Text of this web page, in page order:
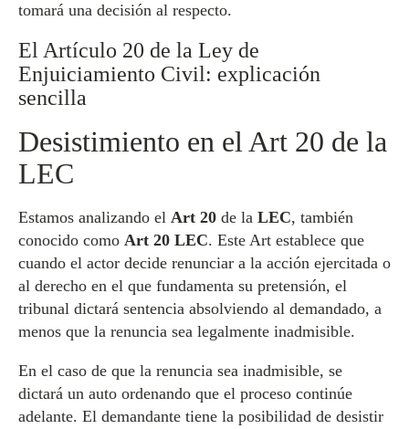
tomará una decisión al respecto.
El Artículo 20 de la Ley de
Enjuiciamiento Civil: explicación
sencilla
Desistimiento en el Art 20 de la
LEC
Estamos analizando el Art 20 de la LEC, también
conocido como Art 20 LEC. Este Art establece que
cuando el actor decide renunciar a la acción ejercitada o
al derecho en el que fundamenta su pretensión, el
tribunal dictará sentencia absolviendo al demandado, a
menos que la renuncia sea legalmente inadmisible.
En el caso de que la renuncia sea inadmisible, se
dictará un auto ordenando que el proceso continúe
adelante. El demandante tiene la posibilidad de desistir